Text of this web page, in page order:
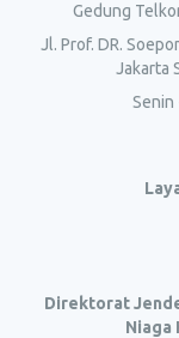
Gedung
Jl. Prof. DR.
Jakarta
Senin
Direktorat
Niaga